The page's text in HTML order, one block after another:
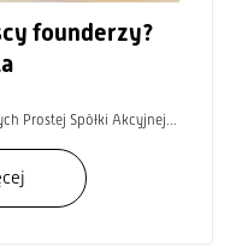
founderzy?
Prostej Spółki Akcyjnej...